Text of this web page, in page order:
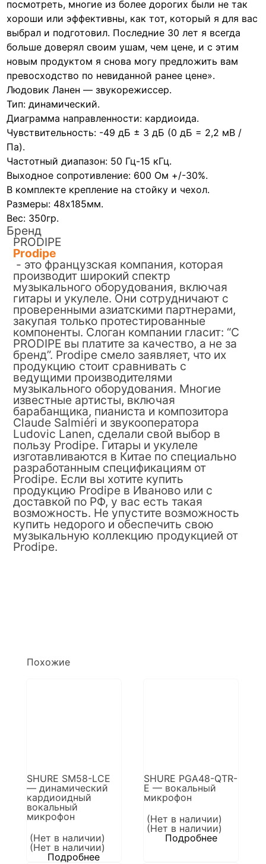
посмотреть, многие из более дорогих были не так
хороши или эффективны, как тот, который я для вас
выбрал и подготовил. Последние 30 лет я всегда
больше доверял своим ушам, чем цене, и с этим
новым продуктом я снова могу предложить вам
превосходство по невиданной ранее цене».
Людовик Ланен — звукорежиссер.
Тип: динамический.
Диаграмма направленности: кардиоида.
Чувствительность: -49 дБ ± 3 дБ (0 дБ = 2,2 мВ /
Па).
Частотный диапазон: 50 Гц-15 кГц.
Выходное сопротивление: 600 Ом +/-30%.
В комплекте крепление на стойку и чехол.
Размеры: 48х185мм.
Вес: 350гр.
Бренд
PRODIPE
Prodipe
- это французская компания, которая
производит широкий спектр
музыкального оборудования, включая
гитары и укулеле. Они сотрудничают с
проверенными азиатскими партнерами,
закупая только протестированные
компоненты. Слоган компании гласит: “С
PRODIPE вы платите за качество, а не за
бренд”. Prodipe смело заявляет, что их
продукцию стоит сравнивать с
ведущими производителями
музыкального оборудования. Многие
известные артисты, включая
барабанщика, пианиста и композитора
Claude Salmiéri и звукооператора
Ludovic Lanen, сделали свой выбор в
пользу Prodipe. Гитары и укулеле
изготавливаются в Китае по специально
разработанным спецификациям от
Prodipe. Если вы хотите купить
продукцию Prodipe в Иваново или с
доставкой по РФ, у вас есть такая
возможность. Не упустите возможность
купить недорого и обеспечить свою
музыкальную коллекцию продукцией от
Prodipe.
Похожие
SHURE SM58-LCE
— динамический
кардиоидный
вокальный
микрофон
(Нет в наличии)
(Нет в наличии)
Подробнее
SHURE PGA48-QTR-
E — вокальный
микрофон
(Нет в наличии)
(Нет в наличии)
Подробнее